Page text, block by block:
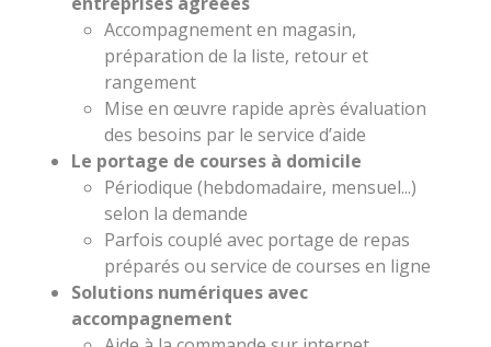
Accompagnement en magasin,
préparation de la liste, retour et
rangement
Mise en œuvre rapide après évaluation
des besoins par le service d’aide
Le portage de courses à domicile
Périodique (hebdomadaire, mensuel...)
selon la demande
Parfois couplé avec portage de repas
préparés ou service de courses en ligne
Solutions numériques avec
accompagnement